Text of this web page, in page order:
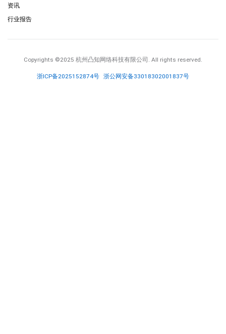
资讯
行业报告
Copyrights ©2025 杭州凸知网络科技有限公司 . All rights reserved.
浙ICP备2025152874号 浙公网安备33018302001837号